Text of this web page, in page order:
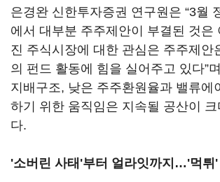
은경완 신한투자증권 연구원은 “3월
에서 대부분 주주제안이 부결된 것은
진 주식시장에 대한 관심은 주주제안
의 펀드 활동에 힘을 실어주고 있다”
지배구조, 낮은 주주환원율과 밸류에
하기 위한 움직임은 지속될 공산이 크
다.
'소버린 사태'부터 얼라잇까지…'먹튀'